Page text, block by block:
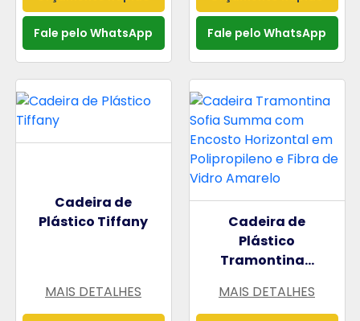
Fale pelo WhatsApp Fale pelo WhatsApp
Cadeira de
Plástico Tiffany
MAIS DETALHES
Cadeira de
Plástico
Tramontina...
MAIS DETALHES